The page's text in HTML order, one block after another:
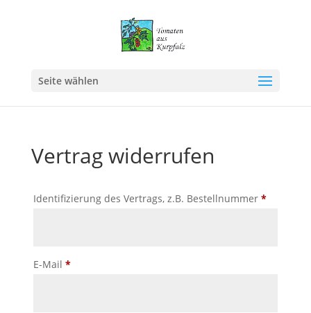
Seite wählen
Vertrag widerrufen
Identifizierung des Vertrags, z.B. Bestellnummer *
E-Mail *